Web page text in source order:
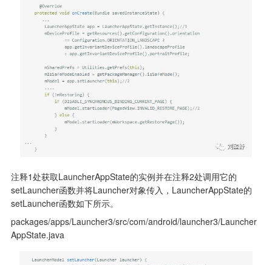
注释1处获取LauncherAppState的实例并在注释2处调用它的
setLauncher函数并将Launcher对象传入，LauncherAppState的
setLauncher函数如下所示。
packages/apps/Launcher3/src/com/android/launcher3/Launcher
AppState.java